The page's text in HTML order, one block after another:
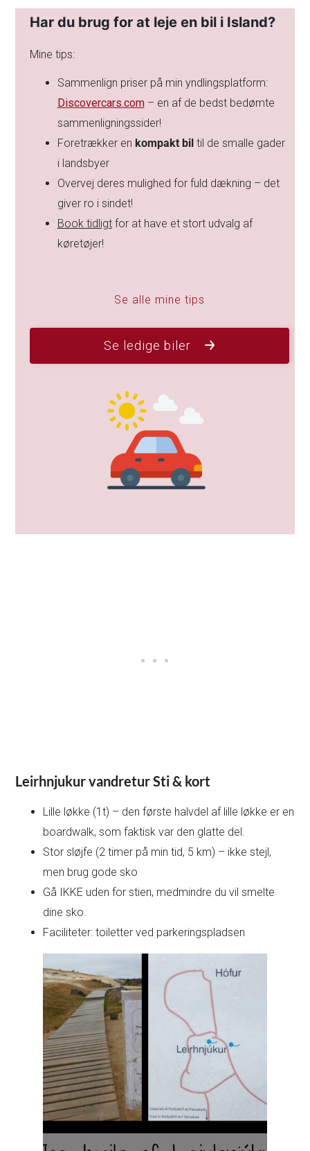
Har du brug for at leje en bil i Island?
Mine tips:
Sammenlign priser på min yndlingsplatform:
Discovercars.com – en af de bedst bedømte
sammenligningssider!
Foretrækker en kompakt bil til de smalle gader
i landsbyer
Overvej deres mulighed for fuld dækning – det
giver ro i sindet!
Book tidligtfor at have et stort udvalg af
køretøjer!
Se alle mine tips
Se ledige biler
Leirhnjukur vandreturSti & kort
Lille løkke (1t) – den første halvdel af lille løkke er en
boardwalk, som faktisk var den glatte del.
Stor sløjfe (2 timer på min tid, 5 km) – ikke stejl,
men brug gode sko
Gå IKKE uden for stien, medmindre du vil smelte
dine sko.
Faciliteter: toiletter ved parkeringspladsen